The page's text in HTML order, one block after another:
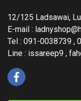
12/125 Ladsawai,
E-mail :
Tel : 091-0038739 ,
Line : issareep9 ,